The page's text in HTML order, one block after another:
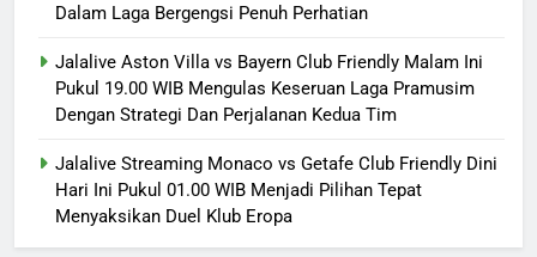
Dalam Laga Bergengsi Penuh Perhatian
Jalalive Aston Villa vs Bayern Club Friendly Malam Ini
Pukul 19.00 WIB Mengulas Keseruan Laga Pramusim
Dengan Strategi Dan Perjalanan Kedua Tim
Jalalive Streaming Monaco vs Getafe Club Friendly Dini
Hari Ini Pukul 01.00 WIB Menjadi Pilihan Tepat
Menyaksikan Duel Klub Eropa